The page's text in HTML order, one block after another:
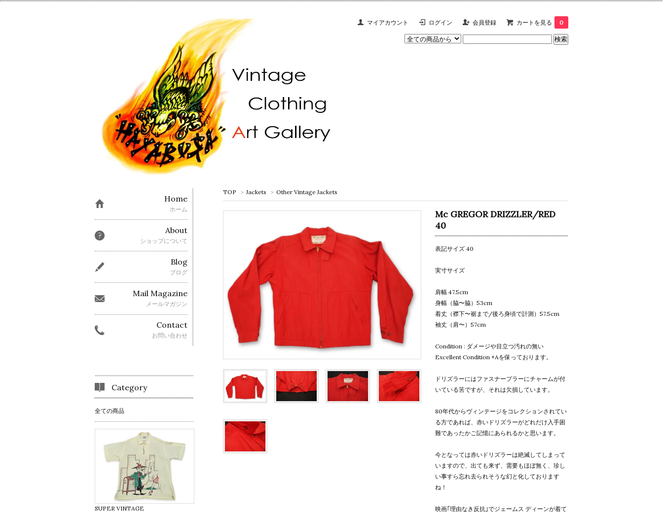
マイアカウント ログイン 会員登録 カートを見る 0
TOP > Jackets > Other Vintage Jackets
Mc GREGOR DRIZZLER/RED
40
表記サイズ 40
実寸サイズ
肩幅 47.5cm
身幅（脇〜脇）53cm
着丈（襟下〜裾まで/後ろ身頃で計測）57.5cm
袖丈（肩〜）57cm
Condition : ダメージや目立つ汚れの無い
Excellent Condition +Aを保っております。
ドリズラーにはファスナープラーにチャームが付
いている筈ですが、それは欠損しています。
80年代からヴィンテージをコレクションされてい
る方であれば、赤いドリズラーがどれだけ入手困
難であったかご記憶にあられるかと思います。
今となっては赤いドリズラーは絶滅してしまって
いますので、出ても来ず、需要もほぼ無く、珍し
い事すら忘れ去られそうな幻と化しております
ね！
映画｢理由なき反抗｣でジェームス ディーンが着て
Home
ホーム
About
ショップについて
Blog
ブログ
Mail Magazine
メールマガジン
Contact
お問い合わせ
Category
全ての商品
SUPER VINTAGE